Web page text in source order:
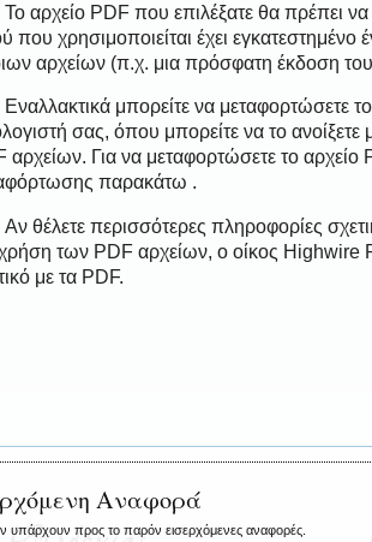
Το αρχείο PDF που επιλέξατε θα πρέπει
που χρησιμοποιείται έχει
αρχείων (π.χ. μια πρόσφατη έκδοση
Εναλλακτικά μπορείτε να μεταφορτώσετε
σας, όπου μπορείτε να το
αρχείων. Για να μεταφορτώσετε το
παρακάτω .
Αν θέλετε περισσότερες πληροφορίες
χρήση των PDF αρχείων, ο οίκος Highwire
με τα PDF.
Αναφορά
υπάρχουν προς το παρόν εισερχόμενες αναφορές.